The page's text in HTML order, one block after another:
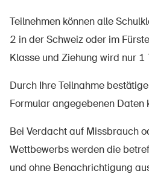
DE FR IT EN
Newsletter abonnieren
Teilnehmen können alle
2 in der Schweiz oder im
Klasse und Ziehung wird nur
Durch Ihre Teilnahme
Formular angegebenen Daten
Bei Verdacht auf Missbrauch
Wettbewerbs werden die
und ohne Benachrichtigung